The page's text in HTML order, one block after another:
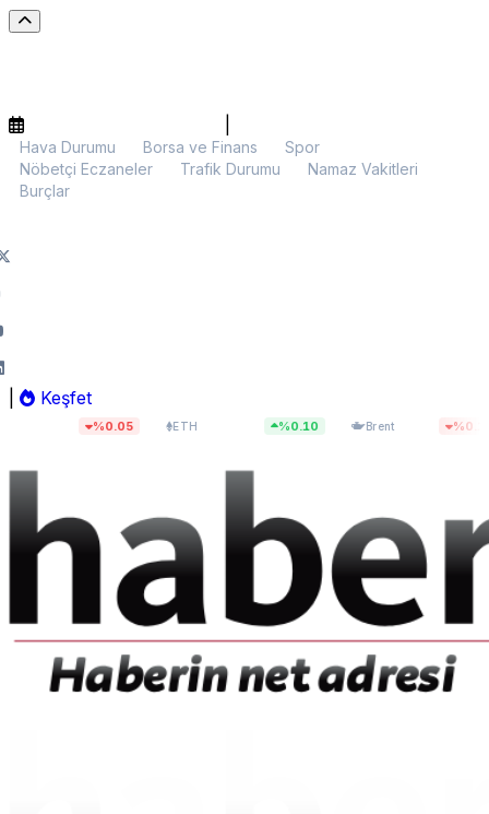
Hava Durumu Borsa ve Finans
Spor
Nöbetçi Eczaneler
Trafik Durumu
Namaz Vakitleri
Burçlar
Keşfet
ETH $1.912,29 Brent $82,34 %0.18